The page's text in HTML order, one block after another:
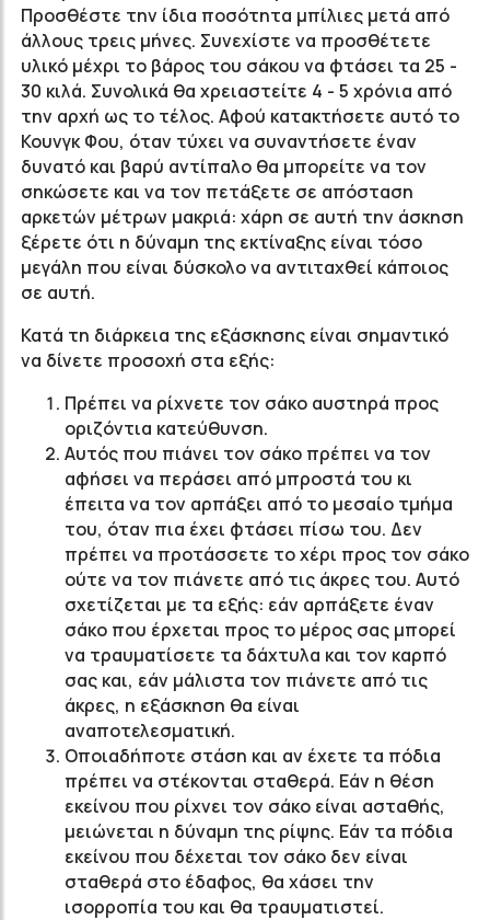
Προσθέστε την ίδια ποσότητα μπίλιες μετά από
άλλους τρεις μήνες. Συνεχίστε να προσθέτετε
υλικό μέχρι το βάρος του σάκου να φτάσει τα 25 -
30 κιλά. Συνολικά θα χρειαστείτε 4 - 5 χρόνια από
την αρχή ως το τέλος. Αφού κατακτήσετε αυτό το
Κουνγκ Φου, όταν τύχει να συναντήσετε έναν
δυνατό και βαρύ αντίπαλο θα μπορείτε να τον
σηκώσετε και να τον πετάξετε σε απόσταση
αρκετών μέτρων μακριά: χάρη σε αυτή την άσκηση
ξέρετε ότι η δύναμη της εκτίναξης είναι τόσο
μεγάλη που είναι δύσκολο να αντιταχθεί κάποιος
σε αυτή.
Κατά τη διάρκεια της εξάσκησης είναι σημαντικό
να δίνετε προσοχή στα εξής:
Πρέπει να ρίχνετε τον σάκο αυστηρά προς
οριζόντια κατεύθυνση.
Αυτός που πιάνει τον σάκο πρέπει να τον
αφήσει να περάσει από μπροστά του κι
έπειτα να τον αρπάξει από το μεσαίο τμήμα
του, όταν πια έχει φτάσει πίσω του. Δεν
πρέπει να προτάσσετε το χέρι προς τον σάκο
ούτε να τον πιάνετε από τις άκρες του. Αυτό
σχετίζεται με τα εξής: εάν αρπάξετε έναν
σάκο που έρχεται προς το μέρος σας μπορεί
να τραυματίσετε τα δάχτυλα και τον καρπό
σας και, εάν μάλιστα τον πιάνετε από τις
άκρες, η εξάσκηση θα είναι
αναποτελεσματική.
Οποιαδήποτε στάση και αν έχετε τα πόδια
πρέπει να στέκονται σταθερά. Εάν η θέση
εκείνου που ρίχνει τον σάκο είναι ασταθής,
μειώνεται η δύναμη της ρίψης. Εάν τα πόδια
εκείνου που δέχεται τον σάκο δεν είναι
σταθερά στο έδαφος, θα χάσει την
ισορροπία του και θα τραυματιστεί.